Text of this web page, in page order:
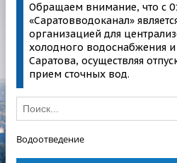
Обращаем внимание, что с
«Саратовводоканал»
организацией для
холодного водоснабжения и
Саратова, осуществляя
прием сточных вод.
Водоотведение